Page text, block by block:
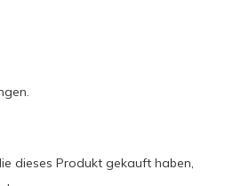
dieses Produkt gekauft haben,